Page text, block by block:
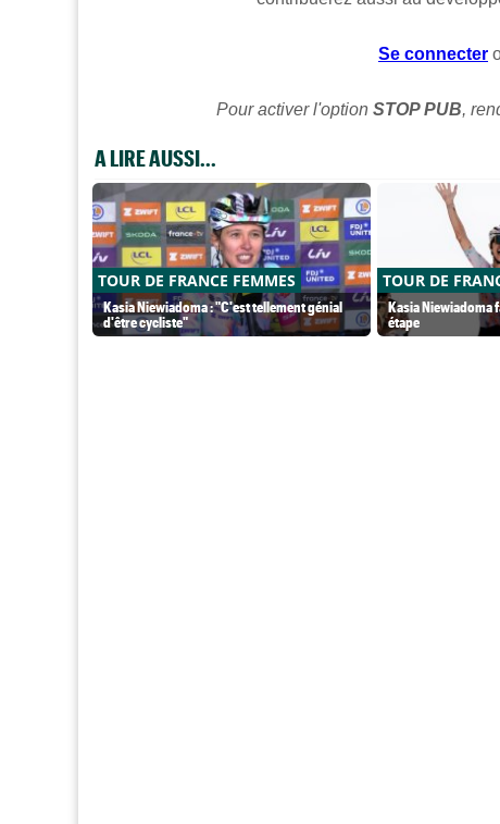
Se connecter
Pour activer l'option STOP PUB,
A LIRE AUSSI...
TOUR DE FRANCE FEMMES
Kasia Niewiadoma : "C'est tellement génial
d'être cycliste"
TOUR DE
Kasia Niewiadoma
étape